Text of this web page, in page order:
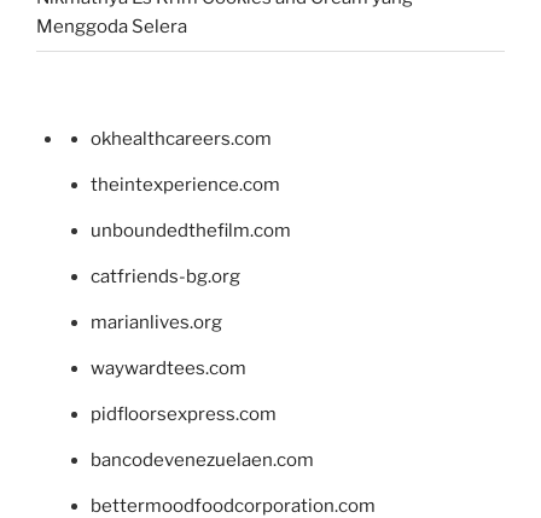
Menggoda Selera
okhealthcareers.com
theintexperience.com
unboundedthefilm.com
catfriends-bg.org
marianlives.org
waywardtees.com
pidfloorsexpress.com
bancodevenezuelaen.com
bettermoodfoodcorporation.com